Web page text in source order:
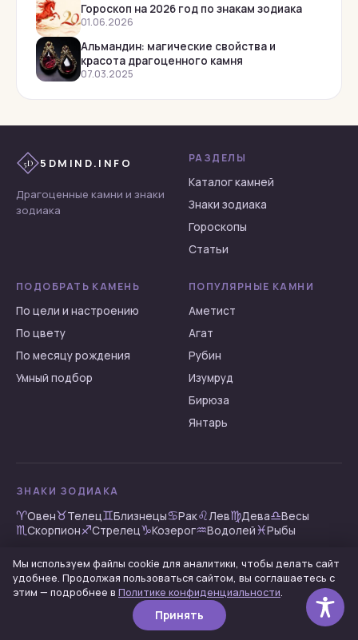
Рубеллит
Рубин
Сапфир
Топаз
Турмалин
Флюорит
Хризолит
Хризопраз
Циркон
Цитрин
Гороскоп на 2026 год по знакам зодиака
01.06.2026
Альмандин: магические свойства и
красота драгоценного камня
07.03.2025
5D 5DMIND.INFO
Драгоценные камни и знаки
зодиака
РАЗДЕЛЫ
Каталог камней
Знаки зодиака
Гороскопы
Статьи
ПОДОБРАТЬ КАМЕНЬ
По цели и настроению
По цвету
По месяцу рождения
Умный подбор
ПОПУЛЯРНЫЕ КАМНИ
Аметист
Агат
Рубин
Изумруд
Бирюза
Янтарь
ЗНАКИ ЗОДИАКА
♈︎Овен♉︎Телец♊︎Близнецы♋︎Рак♌︎Лев♍︎Дева♎︎Весы
♏︎Скорпион♐︎Стрелец♑︎Козерог♒︎Водолей♓︎Рыбы
© 2026 5dmind.info — информационный портал о камнях
Политика конфиденциальности· материалы носят
информационный характер
Мы используем файлы cookie для аналитики, чтобы делать сайт
удобнее. Продолжая пользоваться сайтом, вы соглашаетесь с
этим — подробнее в Политике конфиденциальности.
Принять